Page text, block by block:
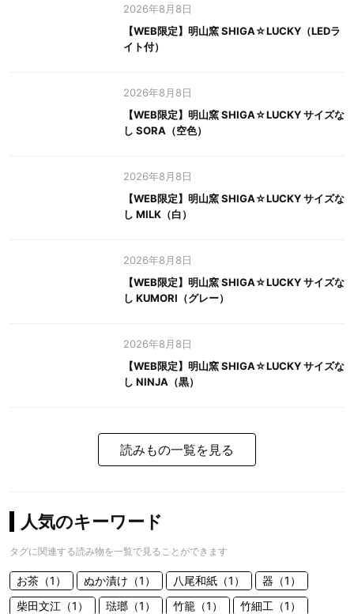
2026年8月8日
【WEB限定】明山窯 SHIGA☆LUCKY（LEDラ
イト付）
2026年8月8日
【WEB限定】明山窯 SHIGA☆LUCKY サイズな
し SORA（空色）
2026年8月8日
【WEB限定】明山窯 SHIGA☆LUCKY サイズな
し MILK（白）
2026年8月8日
【WEB限定】明山窯 SHIGA☆LUCKY サイズな
し KUMORI（グレー）
2026年8月8日
【WEB限定】明山窯 SHIGA☆LUCKY サイズな
し NINJA（黒）
読みもの一覧を見る
人気のキーワード
タグに関連する読み物を一覧で見ることができます
お茶（1） ぬか漬け（1） 八尾和紙（1）
器（1）
柴田文江（1）
琺瑯（1） 竹籠（1） 竹細工（1）